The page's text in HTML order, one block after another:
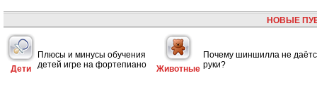
НОВЫЕ
Дети
Плюсы и минусы обучения
детей игре на фортепиано
Животные
Почему шиншилла не
руки?